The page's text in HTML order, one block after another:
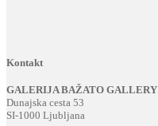
Kontakt
GALERIJA BAŽATO GALLERY
Dunajska cesta 53
SI-1000 Ljubljana